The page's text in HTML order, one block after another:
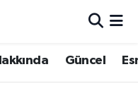
Güncel